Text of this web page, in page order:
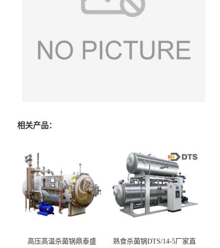
相关产品：
高压高温杀菌锅鼎泰盛
熟食杀菌锅DTS/14-5厂家直